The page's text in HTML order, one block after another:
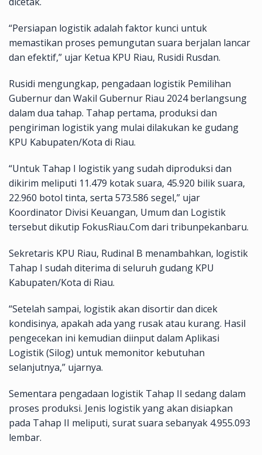
“Persiapan logistik adalah faktor kunci untuk
memastikan proses pemungutan suara berjalan lancar
dan efektif,” ujar Ketua KPU Riau, Rusidi Rusdan.
Rusidi mengungkap, pengadaan logistik Pemilihan
Gubernur dan Wakil Gubernur Riau 2024 berlangsung
dalam dua tahap. Tahap pertama, produksi dan
pengiriman logistik yang mulai dilakukan ke gudang
KPU Kabupaten/Kota di Riau.
“Untuk Tahap I logistik yang sudah diproduksi dan
dikirim meliputi 11.479 kotak suara, 45.920 bilik suara,
22.960 botol tinta, serta 573.586 segel,” ujar
Koordinator Divisi Keuangan, Umum dan Logistik
tersebut dikutip FokusRiau.Com dari tribunpekanbaru.
Sekretaris KPU Riau, Rudinal B menambahkan, logistik
Tahap I sudah diterima di seluruh gudang KPU
Kabupaten/Kota di Riau.
“Setelah sampai, logistik akan disortir dan dicek
kondisinya, apakah ada yang rusak atau kurang. Hasil
pengecekan ini kemudian diinput dalam Aplikasi
Logistik (Silog) untuk memonitor kebutuhan
selanjutnya,” ujarnya.
Sementara pengadaan logistik Tahap II sedang dalam
proses produksi. Jenis logistik yang akan disiapkan
pada Tahap II meliputi, surat suara sebanyak 4.955.093
lembar.